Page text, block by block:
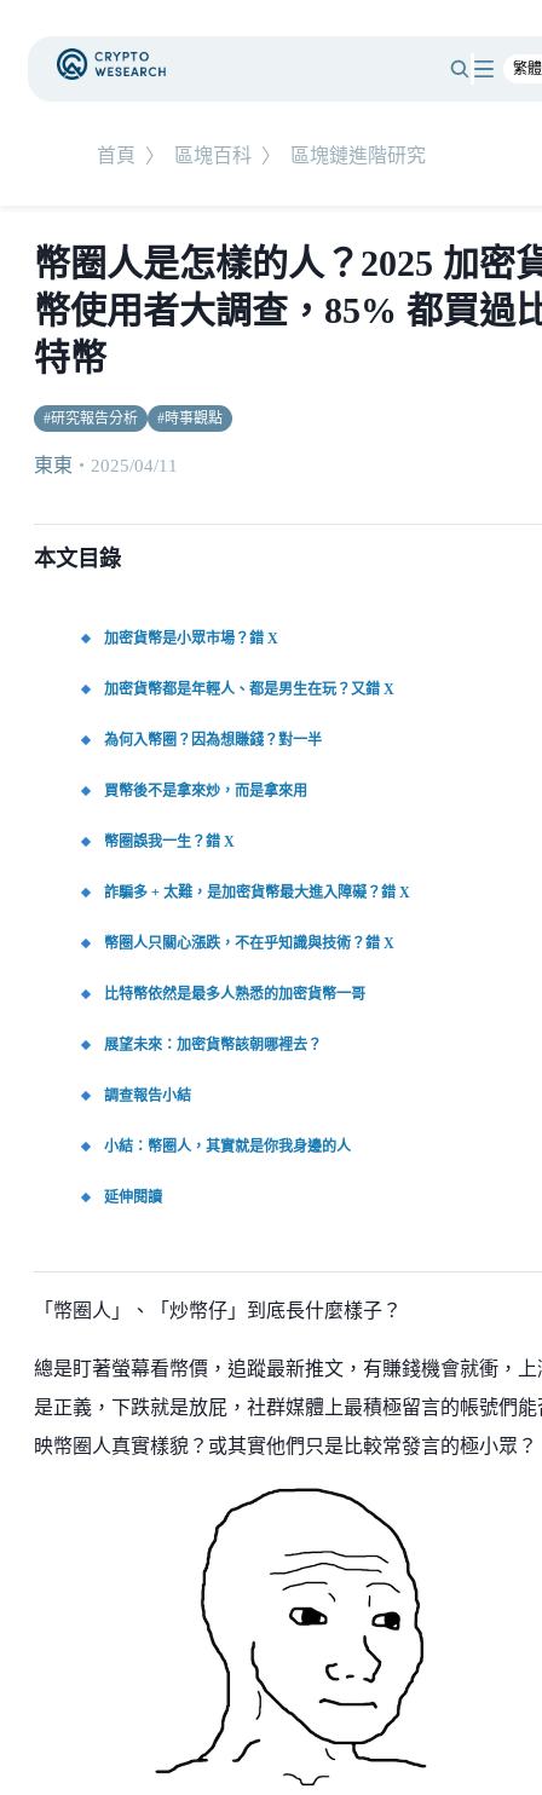
首頁 〉 區塊百科 〉 區塊鏈進階研究
幣圈人是怎樣的人？2025 加密
幣使用者大調查，85% 都買過
特幣
#研究報告分析 #時事觀點
東東 ・ 2025/04/11
本文目錄
加密貨幣是小眾市場？錯 X
加密貨幣都是年輕人、都是男生在玩？又錯 X
為何入幣圈？因為想賺錢？對一半
買幣後不是拿來炒，而是拿來用
幣圈誤我一生？錯 X
詐騙多 + 太難，是加密貨幣最大進入障礙？錯 X
幣圈人只關心漲跌，不在乎知識與技術？錯 X
比特幣依然是最多人熟悉的加密貨幣一哥
展望未來：加密貨幣該朝哪裡去？
調查報告小結
小結：幣圈人，其實就是你我身邊的人
延伸閱讀
「幣圈人」、「炒幣仔」到底長什麼樣子？
總是盯著螢幕看幣價，追蹤最新推文，有賺錢機會就衝，上
是正義，下跌就是放屁，社群媒體上最積極留言的帳號們能
映幣圈人真實樣貌？或其實他們只是比較常發言的極小眾？